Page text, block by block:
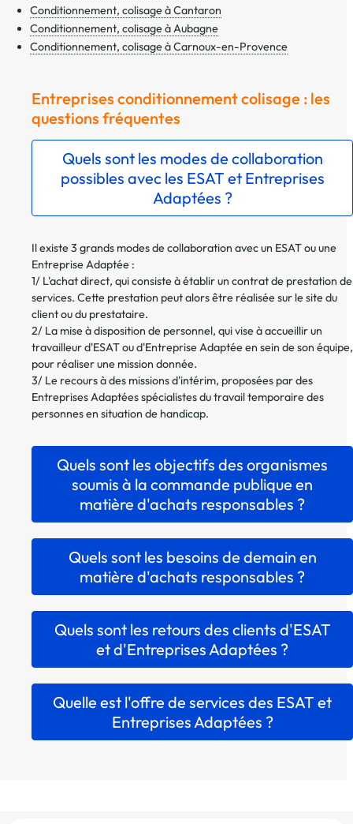
Conditionnement, colisage à Cantaron
Conditionnement, colisage à Aubagne
Conditionnement, colisage à Carnoux-en-Provence
Entreprises conditionnement colisage : les
questions fréquentes
Quels sont les modes de collaboration
possibles avec les ESAT et Entreprises
Adaptées ?
Il existe 3 grands modes de collaboration avec un ESAT ou une
Entreprise Adaptée :
1/ L'achat direct, qui consiste à établir un contrat de prestation de
services. Cette prestation peut alors être réalisée sur le site du
client ou du prestataire.
2/ La mise à disposition de personnel, qui vise à accueillir un
travailleur d'ESAT ou d'Entreprise Adaptée en sein de son équipe,
pour réaliser une mission donnée.
3/ Le recours à des missions d'intérim, proposées par des
Entreprises Adaptées spécialistes du travail temporaire des
personnes en situation de handicap.
Quels sont les objectifs des organismes
soumis à la commande publique en
matière d'achats responsables ?
Quels sont les besoins de demain en
matière d'achats responsables ?
Quels sont les retours des clients d'ESAT
et d'Entreprises Adaptées ?
Quelle est l'offre de services des ESAT et
Entreprises Adaptées ?